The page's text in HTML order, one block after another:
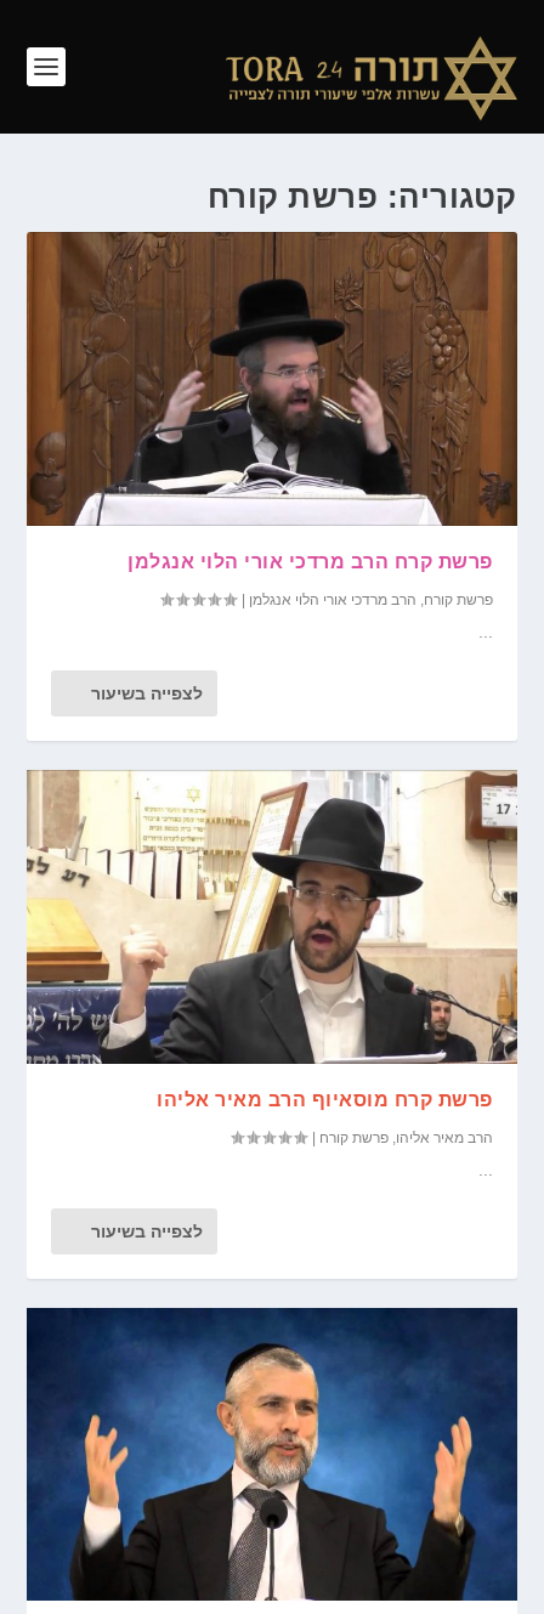
קטגוריה: פרשת קורח
פרשת קרח הרב מרדכי אורי הלוי אנגלמן
פרשת קורח הרב מרדכי אורי הלוי אנגלמן |
לצפייה בשיעור
פרשת קרח מוסאיוף הרב מאיר אליהו
הרב מאיר אליהו ,פרשת קורח |
לצפייה בשיעור